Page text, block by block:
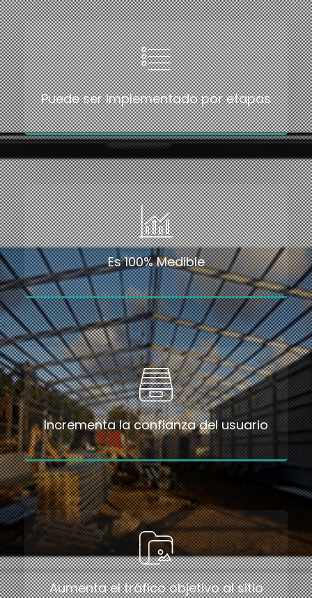
Puede ser implementado por etapas
Es 100% Medible
Incrementa la confianza del usuario
Aumenta el tráfico objetivo al sitio